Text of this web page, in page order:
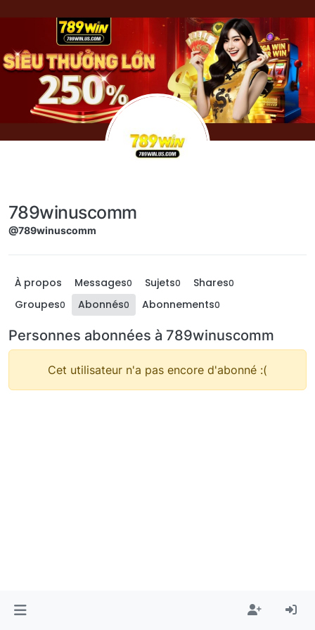
789winuscomm
@789winuscomm
À propos Messages0 Sujets0 Shares0
Groupes0 Abonnés0 Abonnements0
Personnes abonnées à 789winuscomm
Cet utilisateur n'a pas encore d'abonné :(